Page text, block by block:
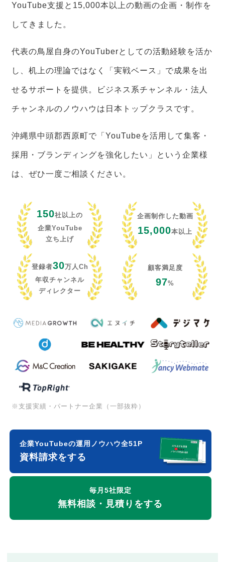
YouTube支援と15,000本以上の動画の企画・制作を
してきました。
代表の鳥屋自身のYouTuberとしての活動経験を活か
し、机上の理論ではなく「実戦ベース」で成果を出
せるサポートを提供。ビジネス系チャンネル・法人
チャンネルのノウハウは日本トップクラスです。
沖縄県中頭郡西原町で「YouTubeを活用して集客・
採用・ブランディングを強化したい」という企業様
は、ぜひ一度ご相談ください。
150社以上の
企業YouTube
立ち上げ
企画制作した動画
15,000本以上
登録者30万人Ch
年収チャンネル
ディレクター
顧客満足度
97%
※支援実績・パートナー企業（一部抜粋）
企業YouTubeの運用ノウハウ全51P
資料請求をする
毎月5社限定
無料相談・見積りをする